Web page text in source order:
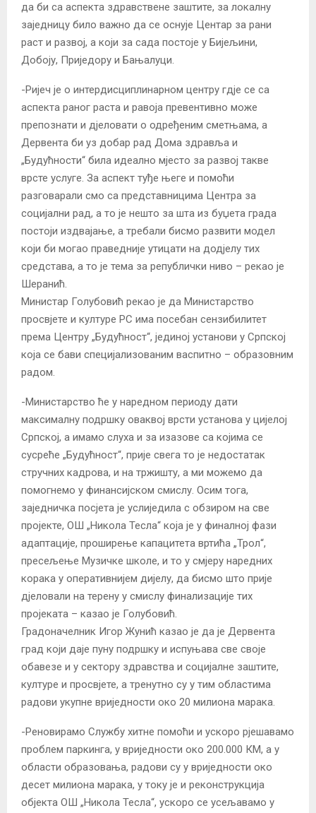
да би са аспекта здравствене заштите, за локалну
заједницу било важно да се оснује Центар за рани
раст и развој, а који за сада постоје у Бијељини,
Добоју, Приједору и Бањалуци.
-Ријеч је о интердисциплинарном центру гдје се са
аспекта раног раста и равоја превентивно може
препознати и дјеловати о одређеним сметњама, а
Дервента би уз добар рад Дома здравља и
„Будућности“ била идеално мјесто за развој такве
врсте услуге. За аспект туђе његе и помоћи
разговарали смо са представницима Центра за
социјални рад, а то је нешто за шта из буџета града
постоји издвајање, а требали бисмо развити модел
који би могао праведније утицати на додјелу тих
средстава, а то је тема за републички ниво – рекао је
Шеранић.
Министар Голубовић рекао је да Министарство
просвјете и културе РС има посебан сензибилитет
према Центру „Будућност“, јединој установи у Српској
која се бави специјализованим васпитно – образовним
радом.
-Министарство ће у наредном периоду дати
максималну подршку оваквој врсти установа у цијелој
Српској, а имамо слуха и за изазове са којима се
сусреће „Будућност“, прије свега то је недостатак
стручних кадрова, и на тржишту, а ми можемо да
помогнемо у финансијском смислу. Осим тога,
заједничка посјета је услиједила с обзиром на све
пројекте, ОШ „Никола Тесла“ која је у финалној фази
адаптације, проширење капацитета вртића „Трол“,
пресељење Музичке школе, и то у смјеру наредних
корака у оперативнијем дијелу, да бисмо што прије
дјеловали на терену у смислу финализације тих
пројеката – казао је Голубовић.
Градоначелник Игор Жунић казао је да је Дервента
град који даје пуну подршку и испуњава све своје
обавезе и у сектору здравства и социјалне заштите,
културе и просвјете, а тренутно су у тим областима
радови укупне вриједности око 20 милиона марака.
-Реновирамо Службу хитне помоћи и ускоро рјешавамо
проблем паркинга, у вриједности око 200.000 КМ, а у
области образовања, радови су у вриједности око
десет милиона марака, у току је и реконструкција
објекта ОШ „Никола Тесла“, ускоро се усељавамо у